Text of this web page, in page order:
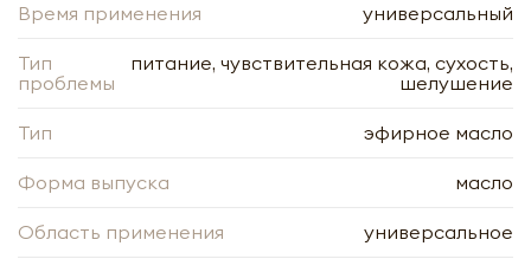
Время применения универсальный
Тип
проблемы
питание, чувствительная кожа, сухость,
шелушение
Тип эфирное масло
Форма выпуска масло
Область применения универсальное
соответствии с Федеральным законом от
данных», на условиях и для целей, определённых в
Согласии на обработку
персональных данных
27.07.2006 года № 152-ФЗ «О персональных
Согласии на обработкуперсональных данных
Заполняя форму я даю свое согласие на email